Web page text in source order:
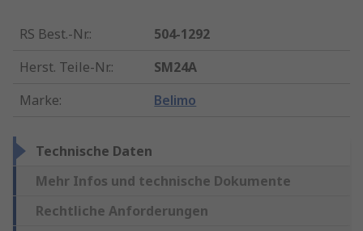
RS Best.-Nr.:
504-1292
Herst. Teile-Nr.:
SM24A
Marke: Belimo
Technische Daten
Mehr Infos und technische Dokumente
Rechtliche Anforderungen